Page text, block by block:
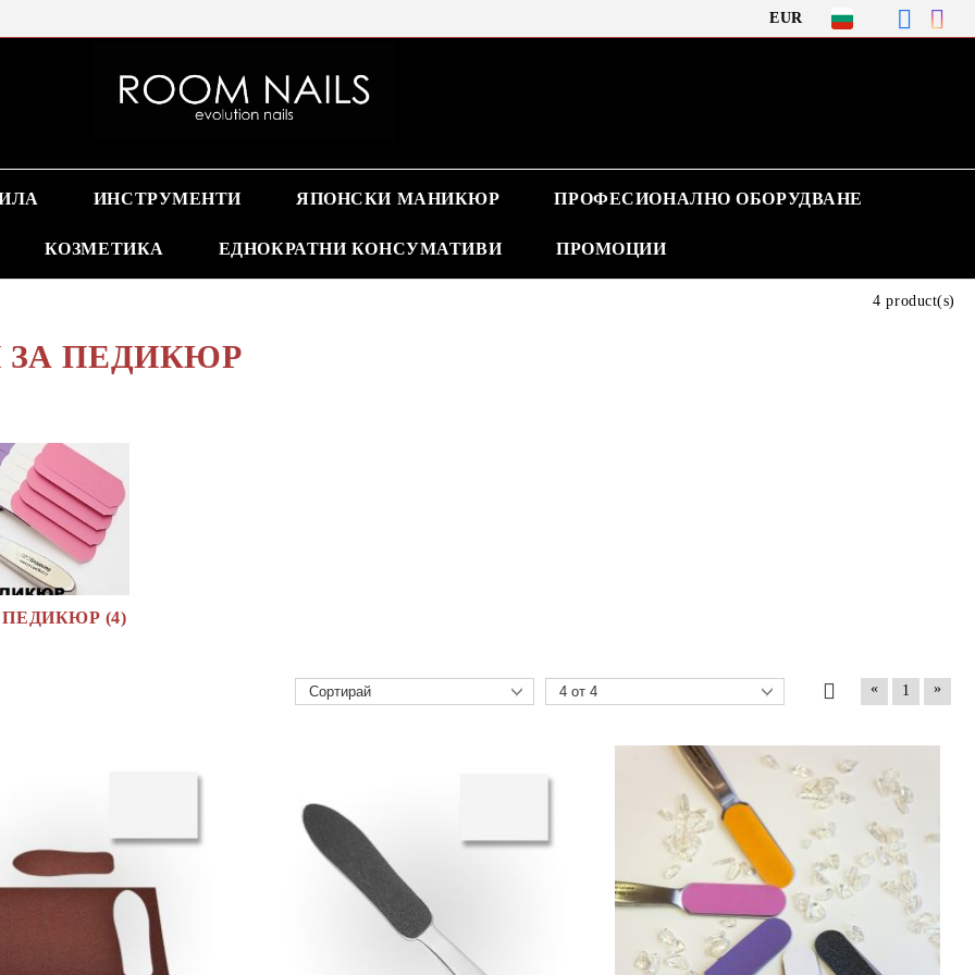
EUR
ИНСТРУМЕНТИ ЯПОНСКИ МАНИКЮР ПРОФЕСИОНАЛНО ОБОРУДВАНЕ
КОЗМЕТИКА ЕДНОКРАТНИ КОНСУМАТИВИ ПРОМОЦИИ
ЗА ПЕДИКЮР
(4)
4 product(s)
« 1 »